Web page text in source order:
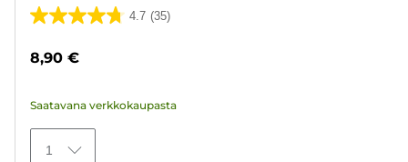
4.7 (35)
4.7/5
35
8,90 €
Saatavana verkkokaupasta
1